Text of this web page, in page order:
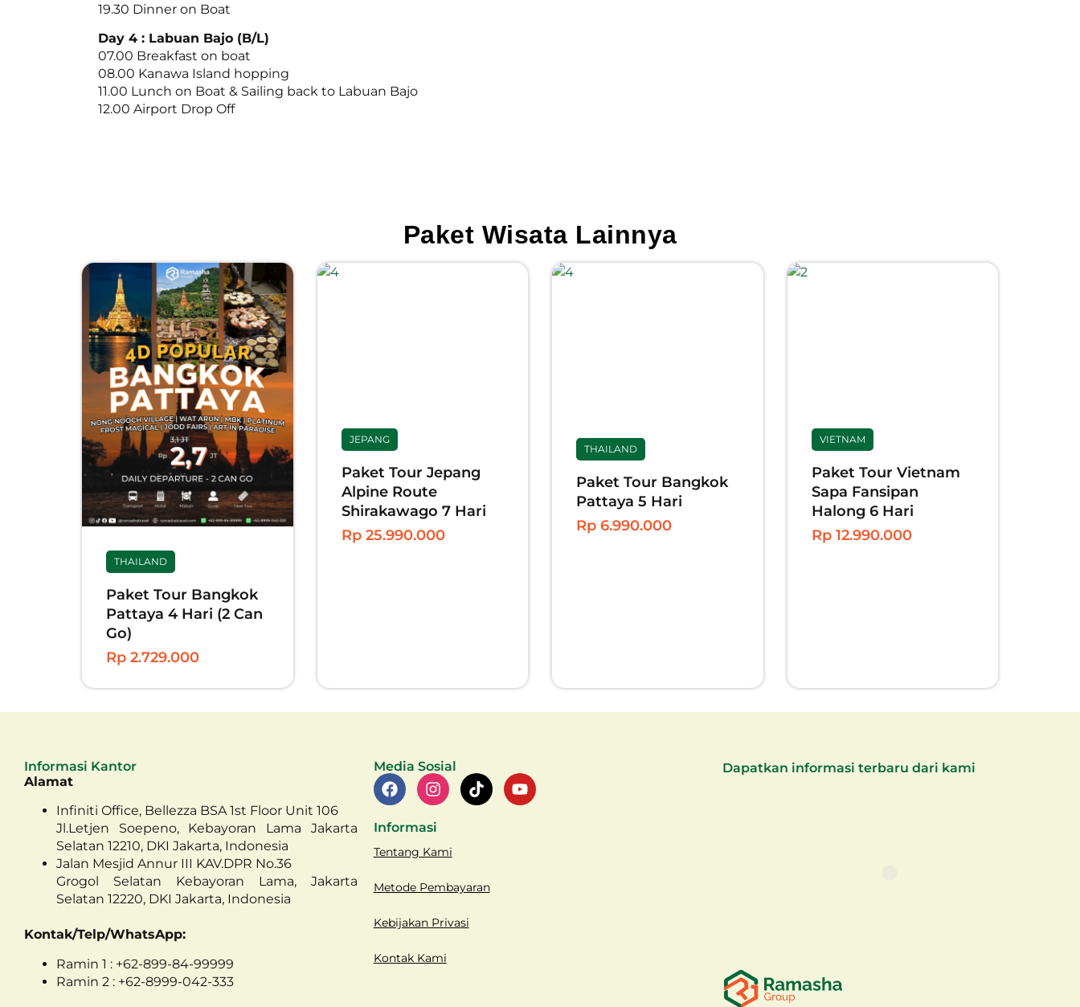
19.30 Dinner on Boat
Day 4 : Labuan Bajo (B/L)
07.00 Breakfast on boat
08.00 Kanawa Island hopping
11.00 Lunch on Boat & Sailing back to Labuan Bajo
12.00 Airport Drop Off
Paket Wisata Lainnya
THAILAND
Paket Tour Bangkok
Pattaya 4 Hari (2 Can
Go)
Rp 2.729.000
JEPANG
Paket Tour Jepang
Alpine Route
Shirakawago 7 Hari
Rp 25.990.000
THAILAND
Paket Tour Bangkok
Pattaya 5 Hari
Rp 6.990.000
VIETNAM
Paket Tour Vietnam
Sapa Fansipan
Halong 6 Hari
Rp 12.990.000
Informasi Kantor
Alamat
Infiniti Office, Bellezza BSA 1st Floor Unit 106
Jl.Letjen Soepeno, Kebayoran Lama Jakarta
Selatan 12210, DKI Jakarta, Indonesia
Jalan Mesjid Annur III KAV.DPR No.36
Grogol Selatan Kebayoran Lama, Jakarta
Selatan 12220, DKI Jakarta, Indonesia
Kontak/Telp/WhatsApp:
Ramin 1 : +62-899-84-99999
Ramin 2 : +62-8999-042-333
Media Sosial
Informasi
Tentang Kami
Metode Pembayaran
Kebijakan Privasi
Kontak Kami
Dapatkan informasi terbaru dari kami